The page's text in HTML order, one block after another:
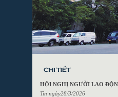
HỘI NGHỊ NGƯỜI LAO
Tin ngày28/3/2026